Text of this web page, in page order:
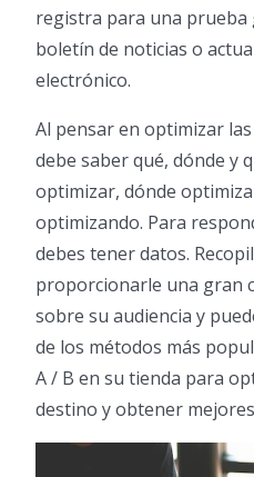
registra para una prueba
boletín de noticias o
electrónico.
Al pensar en optimizar
debe saber qué, dónde y
optimizar, dónde
optimizando. Para
debes tener datos.
proporcionarle una gran
sobre su audiencia y
de los métodos más
A / B en su tienda para
destino y obtener